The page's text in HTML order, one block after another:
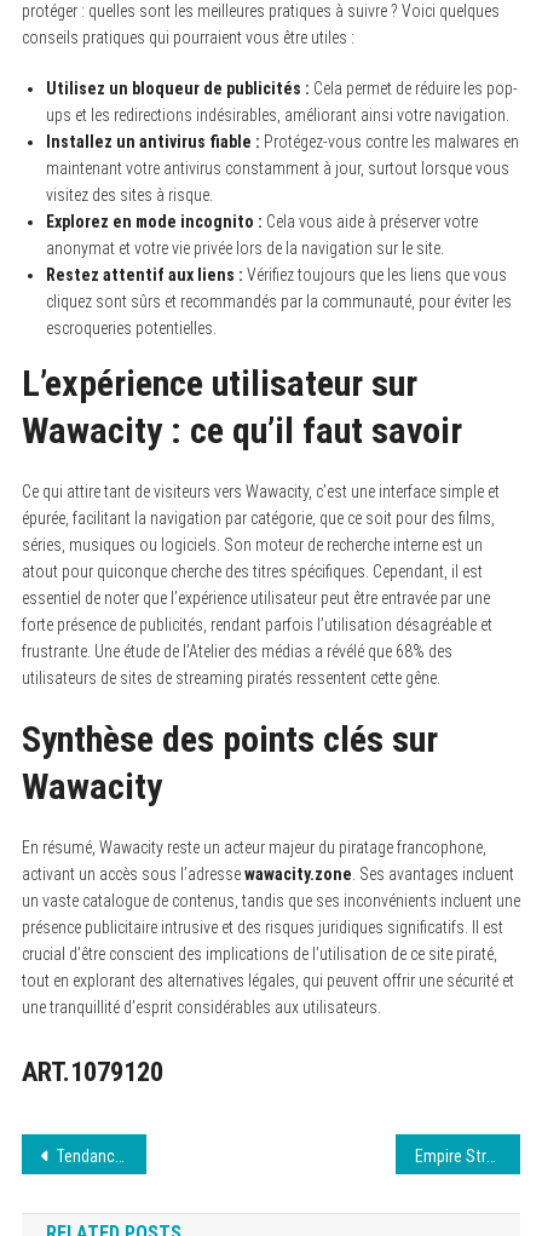
protéger : quelles sont les meilleures pratiques à suivre ? Voici quelques
conseils pratiques qui pourraient vous être utiles :
Utilisez un bloqueur de publicités : Cela permet de réduire les pop-
ups et les redirections indésirables, améliorant ainsi votre navigation.
Installez un antivirus fiable : Protégez-vous contre les malwares en
maintenant votre antivirus constamment à jour, surtout lorsque vous
visitez des sites à risque.
Explorez en mode incognito : Cela vous aide à préserver votre
anonymat et votre vie privée lors de la navigation sur le site.
Restez attentif aux liens : Vérifiez toujours que les liens que vous
cliquez sont sûrs et recommandés par la communauté, pour éviter les
escroqueries potentielles.
L’expérience utilisateur sur
Wawacity : ce qu’il faut savoir
Ce qui attire tant de visiteurs vers Wawacity, c’est une interface simple et
épurée, facilitant la navigation par catégorie, que ce soit pour des films,
séries, musiques ou logiciels. Son moteur de recherche interne est un
atout pour quiconque cherche des titres spécifiques. Cependant, il est
essentiel de noter que l’expérience utilisateur peut être entravée par une
forte présence de publicités, rendant parfois l’utilisation désagréable et
frustrante. Une étude de l’Atelier des médias a révélé que 68% des
utilisateurs de sites de streaming piratés ressentent cette gêne.
Synthèse des points clés sur
Wawacity
En résumé, Wawacity reste un acteur majeur du piratage francophone,
activant un accès sous l’adressewawacity.zone . Ses avantages incluent
un vaste catalogue de contenus, tandis que ses inconvénients incluent une
présence publicitaire intrusive et des risques juridiques significatifs. Il est
crucial d’être conscient des implications de l’utilisation de ce site piraté,
tout en explorant des alternatives légales, qui peuvent offrir une sécurité et
une tranquillité d’esprit considérables aux utilisateurs.
ART.1079120
Navigation
de
Tendances digitales à suivre absolument